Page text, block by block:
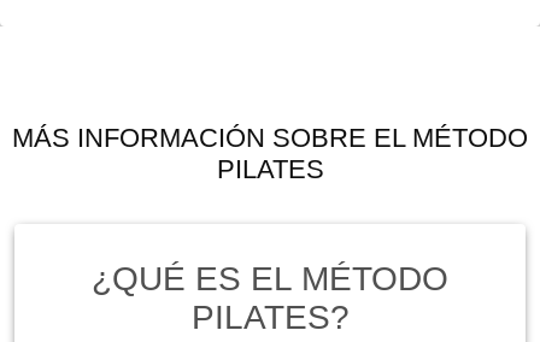
MÁS INFORMACIÓN SOBRE EL MÉTODO
PILATES
¿QUÉ ES EL MÉTODO
PILATES?